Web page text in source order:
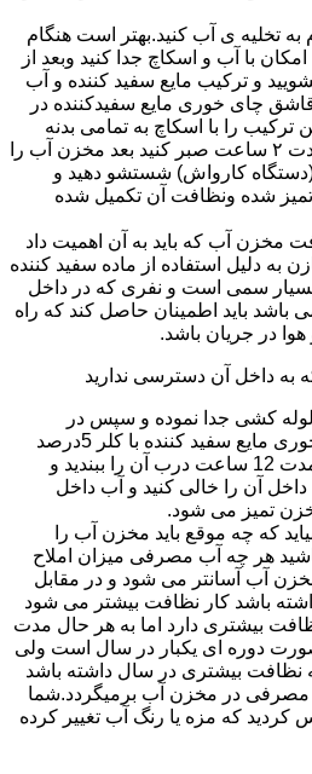
به تخلیه ی آب کنید.بهتر است هنگام
با آب و اسکاچ جدا کنید وبعد از
و ترکیب مایع سفید کننده و آب
قاشق چای خوری مایع سفیدکننده در
ترکیب را با اسکاچ به تمامی بدنه
مخزن آّب آغشته کنید و به مدت ۲ ساعت صبر کنید بعد مخزن آب را
کارواش) شستشو دهید و
تمیز شده ونظافت آن تکمیل شده
مخزن آب که باید به آن اهمیت داد
دلیل استفاده از ماده سفید کننده
بسیار سمی است و نفری که در داخل
باید اطمینان حاصل کند که راه
در جریان باشد.
داخل آن دسترسی ندارید
کشی جدا نموده و سپس در
100لیتر آب یک قاشق چای خوری مایع سفید کننده با کلر 5درصد
داخل مخزن آب بریزید و در مدت 12 ساعت درب آن را ببندید و
داخل آن را خالی کنید و آب داخل
تمیز می شود.
که چه موقع باید مخزن آب را
هر چه آب مصرفی میزان املاح
آب آسانتر می شود و در مقابل
باشد کار نظافت بیشتر می شود
بیشتری دارد اما به هر حال مدت
دوره ای یکبار در سال است ولی
بیشتری در سال داشته باشد
در مخزن آب برمیگردد.شما
کردید که مزه یا رنگ آب تغییر کرده